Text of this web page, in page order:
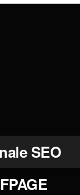
SEO